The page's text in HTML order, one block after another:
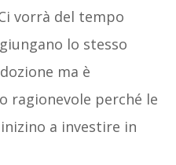
vorrà del tempo
lo stesso
ma è
ragionevole perché le
a investire in